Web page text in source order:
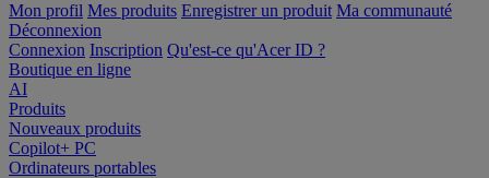
Mon profil Mes produits Enregistrer un produit Ma communauté
Déconnexion
Connexion Inscription Qu'est-ce qu'Acer ID ?
Boutique en ligne
AI
Produits
Nouveaux produits
Copilot+ PC
Ordinateurs portables